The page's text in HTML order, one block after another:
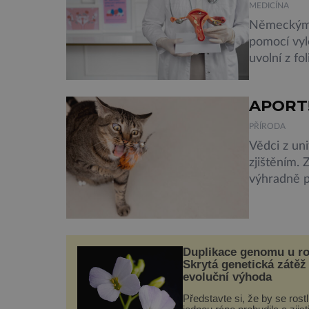
MEDICÍNA
pomocí
uvolní z
vaječníku.
dochází
PŘÍRODA
Vědci z
zjištěním.
výhradně
Duplikace genomu u
Skrytá genetická zátěž
evoluční výhoda
Představte si, že by se